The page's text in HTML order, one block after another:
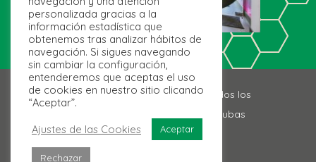
Copyright © 2020ConLíneas.
Todos los
derechos reservados @Óscar Cubas
Sánchez
personalizada gracias a la
información estadística que
obtenemos tras analizar hábitos de
navegación. Si sigues navegando
sin cambiar la configuración,
entenderemos que aceptas el uso
de cookies en nuestro sitio clicando
“Aceptar”.
Ajustes de las Cookies
Aceptar
Rechazar